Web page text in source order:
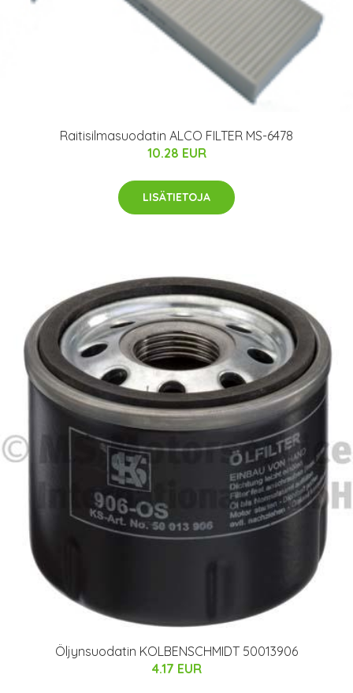
Raitisilmasuodatin ALCO FILTER MS-6478
10.28 EUR
LISÄTIETOJA
Öljynsuodatin KOLBENSCHMIDT 50013906
4.17 EUR